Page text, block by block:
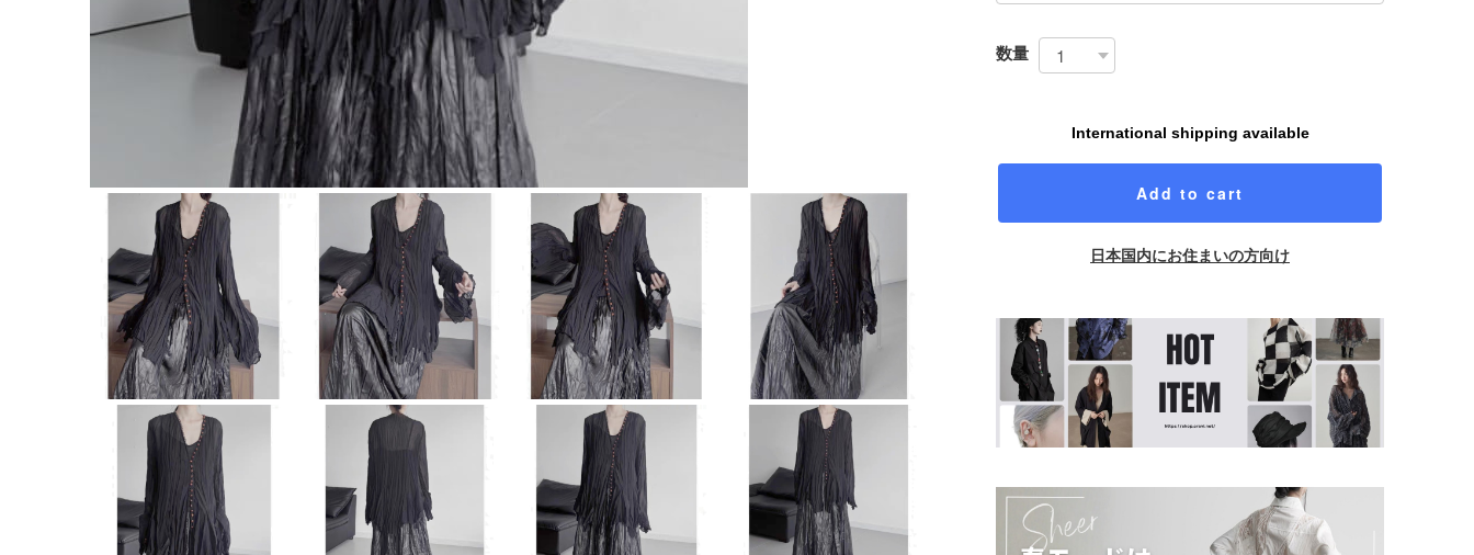
数量
International shipping available
Add to cart
日本国内にお住まいの方向け